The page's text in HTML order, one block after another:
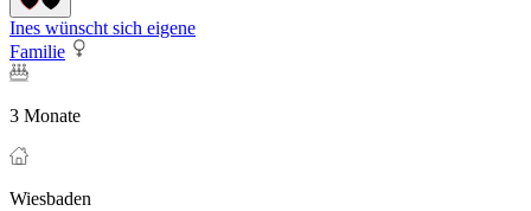
Ines wünscht sich eigene
Familie
3 Monate
Wiesbaden